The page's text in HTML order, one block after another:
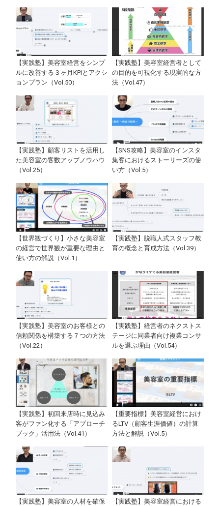
【実践塾】美容室経営をシンプ
ルに改善する３ヶ月KPIとアクシ
ョンプラン（Vol.50）
【実践塾】美容室経営者として
の目的を可視化する現実的な方
法（Vol.47）
【実践塾】顧客リストを活用し
た美容室の客数アップノウハウ
（Vol.25）
【SNS攻略】美容室のインスタ
集客におけるストーリーズの使
い方（Vol.5）
【世界観づくり】小さな美容室
の経営で世界観が重要な理由と
使い方の解説（Vol.1）
【実践塾】脱職人式スタッフ教
育の概念と育成方法（Vol.39）
【実践塾】美容室のお客様との
信頼関係を構築する７つの方法
（Vol.22）
【実践塾】経営者のネクストス
テージに同業者向け複業コンサ
ルを選ぶ理由（Vol.54）
【実践塾】初回来店時に見込み
客がファン化する「アプローチ
ブック」活用法（Vol.41）
【重要指標】美容室経営におけ
るLTV（顧客生涯価値）の計算
方法と解説（Vol.5）
【実践塾】美容室の人材を確保
【実践塾】美容室経営における